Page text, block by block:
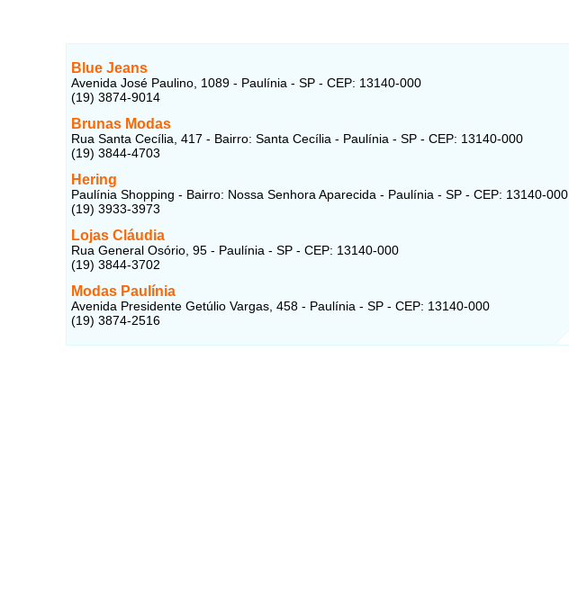
Blue Jeans
Avenida José Paulino, 1089 - Paulínia - SP - CEP: 13140-000
(19) 3874-9014
Brunas Modas
Rua Santa Cecília, 417 - Bairro: Santa Cecília - Paulínia - SP - CEP: 13140-000
(19) 3844-4703
Hering
Paulínia Shopping - Bairro: Nossa Senhora Aparecida - Paulínia - SP - CEP: 13140-000
(19) 3933-3973
Lojas Cláudia
Rua General Osório, 95 - Paulínia - SP - CEP: 13140-000
(19) 3844-3702
Modas Paulínia
Avenida Presidente Getúlio Vargas, 458 - Paulínia - SP - CEP: 13140-000
(19) 3874-2516